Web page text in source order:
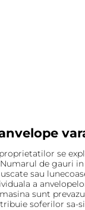
se
de gauri
sau
a
sunt
soferilor sa-